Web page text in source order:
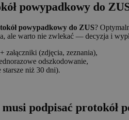
powypadkowy do
powypadkowy do ZUS?
ale warto nie zwlekać — decyzja i
załączniki (zdjęcia, zeznania),
odszkodowanie,
niż 30 dni).
podpisać protokół